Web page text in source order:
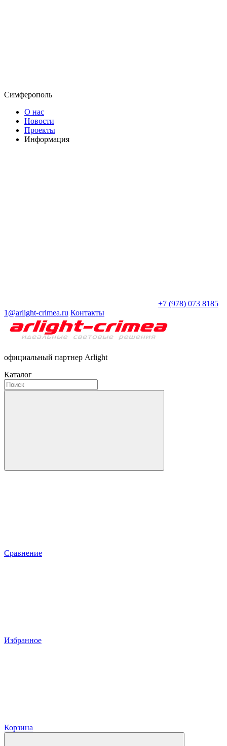
Симферополь
О нас
Новости
Проекты
Информация
+7 (978) 073 8185
1@arlight-crimea.ru Контакты
официальный партнер Arlight
Каталог
Сравнение
Избранное
Корзина